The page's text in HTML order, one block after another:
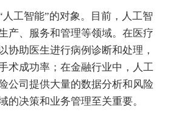
工智能”的对象。目前，人工智
产、服务和管理等领域。在医疗
协助医生进行病例诊断和处理，
术成功率；在金融行业中，人工
公司提供大量的数据分析和风险
的决策和业务管理至关重要。